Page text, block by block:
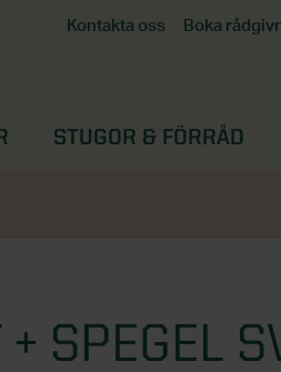
Kontakta oss Boka
STUGOR & FÖRRÅD
SPEGEL